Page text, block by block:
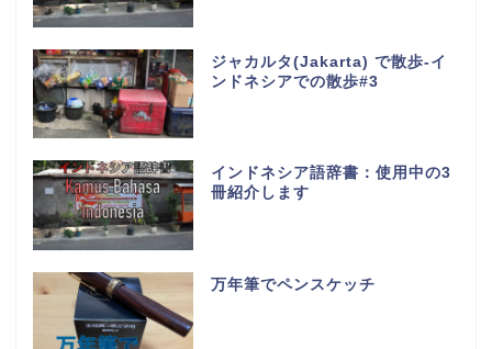
ジャカルタ(Jakarta) で散歩-イ
ンドネシアでの散歩#3
インドネシア語辞書：使用中の3
冊紹介します
万年筆でペンスケッチ